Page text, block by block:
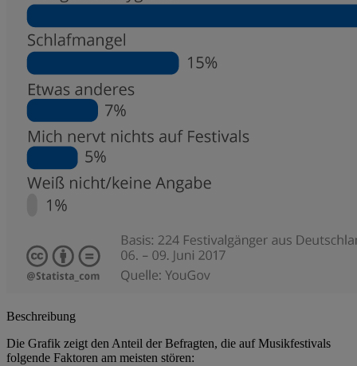
Beschreibung
Die Grafik zeigt den Anteil der Befragten, die auf Musikfestivals
folgende Faktoren am meisten stören: